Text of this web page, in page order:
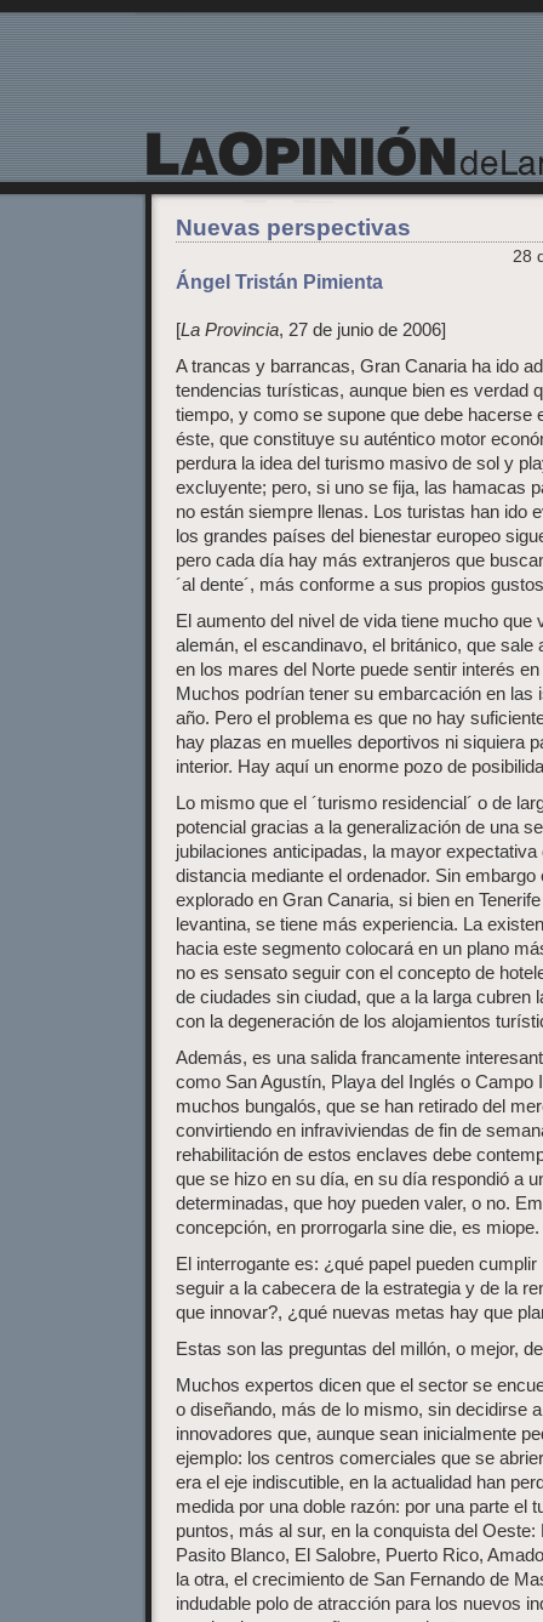
Nuevas perspectivas
28
Ángel Tristán Pimienta
[La Provincia, 27 de junio de 2006]
A trancas y barrancas, Gran Canaria ha ido
tendencias turísticas, aunque bien es verdad
tiempo, y como se supone que debe hacerse
éste, que constituye su auténtico motor
perdura la idea del turismo masivo de sol y
excluyente; pero, si uno se fija, las hamacas
no están siempre llenas. Los turistas han ido
los grandes países del bienestar europeo
pero cada día hay más extranjeros que
´al dente´, más conforme a sus propios
El aumento del nivel de vida tiene mucho
alemán, el escandinavo, el británico, que sale
en los mares del Norte puede sentir interés
Muchos podrían tener su embarcación en
año. Pero el problema es que no hay
hay plazas en muelles deportivos ni siquiera
interior. Hay aquí un enorme pozo de
Lo mismo que el ´turismo residencial´ o de
potencial gracias a la generalización de una
jubilaciones anticipadas, la mayor expectativa
distancia mediante el ordenador. Sin
explorado en Gran Canaria, si bien en
levantina, se tiene más experiencia. La
hacia este segmento colocará en un plano
no es sensato seguir con el concepto de
de ciudades sin ciudad, que a la larga cubren
con la degeneración de los alojamientos
Además, es una salida francamente
como San Agustín, Playa del Inglés o Campo
muchos bungalós, que se han retirado del
convirtiendo en infraviviendas de fin de
rehabilitación de estos enclaves debe
que se hizo en su día, en su día respondió a
determinadas, que hoy pueden valer, o no.
concepción, en prorrogarla sine die, es miope.
El interrogante es: ¿qué papel pueden
seguir a la cabecera de la estrategia y de la
que innovar?, ¿qué nuevas metas hay que
Estas son las preguntas del millón, o mejor,
Muchos expertos dicen que el sector se
o diseñando, más de lo mismo, sin decidirse
innovadores que, aunque sean inicialmente
ejemplo: los centros comerciales que se
era el eje indiscutible, en la actualidad han
medida por una doble razón: por una parte el
puntos, más al sur, en la conquista del
Pasito Blanco, El Salobre, Puerto Rico,
la otra, el crecimiento de San Fernando de
indudable polo de atracción para los nuevos